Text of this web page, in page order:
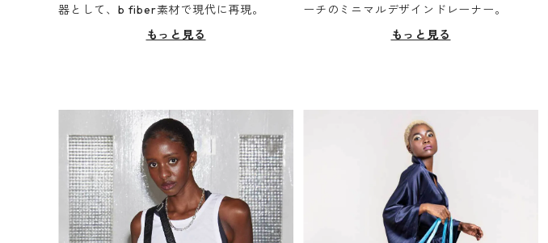
器として、b fiber素材で現代に再現。
もっと見る
ーチのミニマルデザインドレーナー。
もっと見る